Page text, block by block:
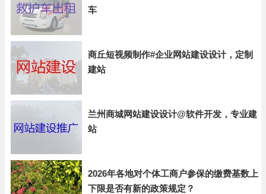
车
商丘短视频制作#企业网站建设设计，定制
建站
兰州商城网站建设设计@软件开发，专业建
站
2026年各地对个体工商户参保的缴费基数上
下限是否有新的政策规定？